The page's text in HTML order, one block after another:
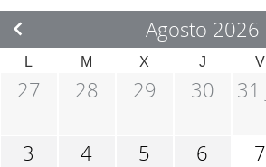
Agosto 2026
L M X J V
27 28 29 30 31
3 4 5 6 7